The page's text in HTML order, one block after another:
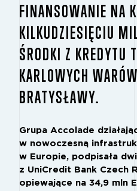
FINANSOWANIE NA
KILKUDZIESIĘCIU
ŚRODKI Z KREDYTU
KARLOWYCH
BRATYSŁAWY.
Grupa Accolade
w nowoczesną
w Europie, podpisała
z UniCredit Bank Czech
opiewające na 34,9 mln